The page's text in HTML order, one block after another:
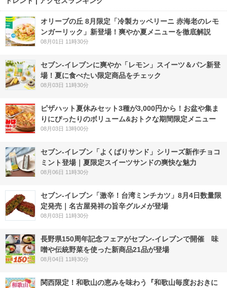
オリーブの丘 8月限定「冷製カッペリーニ 赤海老のレモ
ンガーリック」新登場！爽やか夏メニューを徹底解説
08月01日 11時30分
セブン‐イレブンに爽やか「レモン」スイーツ＆パン新登
場！夏に食べたい限定商品をチェック
08月03日 11時30分
ピザハット夏休みセット3種が3,000円から！お盆や集ま
りにぴったりのボリューム&おトクな期間限定メニュー
08月03日 13時00分
セブン‐イレブン「よくばりサンド」シリーズ新作チョコ
ミント登場｜夏限定スイーツサンドの爽快な魅力
08月06日 11時30分
セブン-イレブン「激辛！台湾ミンチカツ」8月4日数量限
定発売｜名古屋発祥の旨辛グルメが登場
08月03日 11時30分
長野県150周年記念フェアがセブン-イレブンで開催 味
噌や伝統野菜を使った新商品21品が登場
08月04日 11時30分
関西限定！和歌山の恵みを味わう『和歌山毎度おおきに